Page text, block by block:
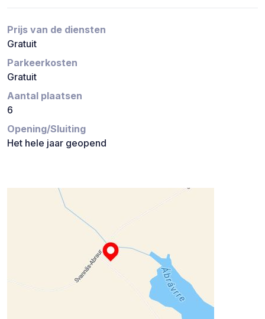
Prijs van de diensten
Gratuit
Parkeerkosten
Gratuit
Aantal plaatsen
6
Opening/Sluiting
Het hele jaar geopend